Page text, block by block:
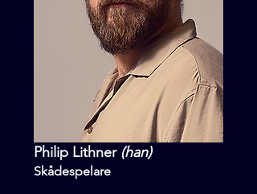
Philip Lithner (han)
Skådespelare